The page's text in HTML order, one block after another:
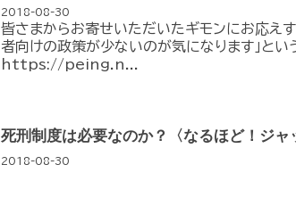
2018-08-30
皆さまからお寄せいただいたギモンにお応えす
者向けの政策が少ないのが気になります」とい
https://peing.n...
死刑制度は必要なのか？〈なるほど！ジャ
2018-08-30